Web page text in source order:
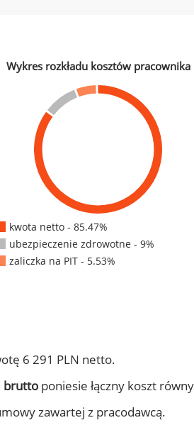
Wykres rozkładu kosztów pracownika
kwota netto - 85.47%
ubezpieczenie zdrowotne - 9%
zaliczka na PIT - 5.53%
6 291 PLN netto.
brutto poniesie łączny koszt
zawartej z pracodawcą.